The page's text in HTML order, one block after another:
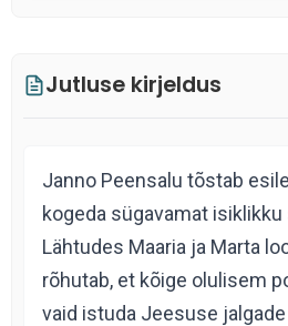
Jutluse kirjeldus
Janno Peensalu tõstab
kogeda sügavamat
Lähtudes Maaria ja Marta
rõhutab, et kõige olulisem
vaid istuda Jeesuse